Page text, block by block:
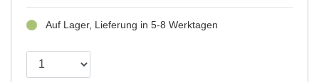
Auf Lager, Lieferung in 5-8 Werktagen